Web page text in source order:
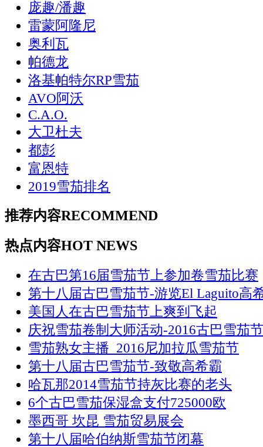
庞趣/潘趣
雷蒙阿隆尼
奥利瓦
帕德龙
洛基帕特尔RP雪茄
AVO阿沃
C.A.O.
大卫杜夫
都彭
富恩特
2019雪茄排名
推荐内容RECOMMEND
热点内容HOT NEWS
在古巴第16届雪茄节上参加卷雪茄比赛
第十八届古巴雪茄节-游览El Laguito高
美国人在古巴雪茄节上爽到飞起
庆祝雪茄卷制大师活动-2016古巴雪茄
雪茄熟女主播_2016尼加拉瓜雪茄节
第十八届古巴雪茄节-致敬高希霸
哈瓦那2014雪茄节持灰比赛的老头
6个古巴雪茄保湿盒支付725000欧
墨西哥 坎昆 雪茄贸易展会
第十八届哈伯纳斯雪茄节闭幕